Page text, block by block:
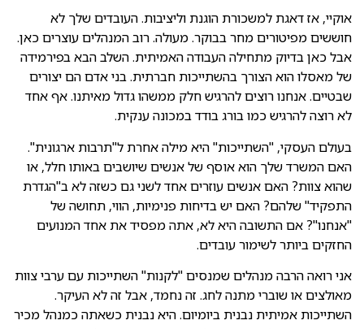
אוקיי, אז דאגת למשכורת הוגנת וליציבות. העובדים שלך לא
חוששים מפיטורים מחר בבוקר. מעולה. רוב המנהלים עוצרים כאן.
אבל כאן בדיוק מתחילה העבודה האמיתית. השלב הבא בפירמידה
של מאסלו הוא הצורך בהשתייכות חברתית. בני אדם הם יצורים
שבטיים. אנחנו רוצים להרגיש חלק ממשהו גדול מאיתנו. אף אחד
לא רוצה להרגיש כמו בורג בודד במכונה ענקית.
בעולם העסקי, "השתייכות" היא מילה אחרת ל"תרבות ארגונית".
האם המשרד שלך הוא אוסף של אנשים שיושבים באותו חלל, או
שהוא צוות? האם אנשים עוזרים אחד לשני גם כשזה לא ב"הגדרת
התפקיד" שלהם? האם יש בדיחות פנימיות, הווי, תחושה של
"אנחנו"? אם התשובה היא לא, אתה מפסיד את אחד המנועים
החזקים ביותר לשימור עובדים.
אני רואה הרבה מנהלים שמנסים "לקנות" השתייכות עם ערבי צוות
מאולצים או שוברי מתנה לחג. זה נחמד, אבל זה לא העיקר.
השתייכות אמיתית נבנית ביומיום. היא נבנית כשאתה כמנהל מכיר